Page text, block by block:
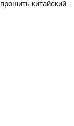
китайский